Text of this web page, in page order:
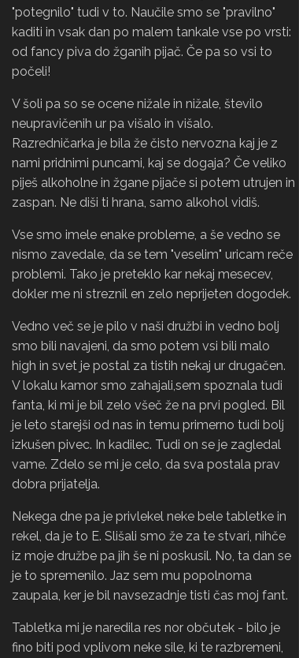
"potegnilo" tudi v to. Naučile smo se "pravilno"
kaditi in vsak dan po malem tankale vse po vrsti:
od fancy piva do žganih pijač. Če pa so vsi to
počeli!
V šoli pa so se ocene nižale in nižale, število
neupravičenih ur pa višalo in višalo.
Razredničarka je bila že čisto nervozna kaj je z
nami pridnimi puncami, kaj se dogaja? Če veliko
piješ alkoholne in žgane pijače si potem utrujen in
zaspan. Ne diši ti hrana, samo alkohol vidiš.
Vse smo imele enake probleme, a še vedno se
nismo zavedale, da se tem "veselim" uricam reče
problemi. Tako je preteklo kar nekaj mesecev,
dokler me ni streznil en zelo neprijeten dogodek.
Vedno več se je pilo v naši družbi in vedno bolj
smo bili navajeni, da smo potem vsi bili malo
high in svet je postal za tistih nekaj ur drugačen.
V lokalu kamor smo zahajali,sem spoznala tudi
fanta, ki mi je bil zelo všeč že na prvi pogled. Bil
je leto starejši od nas in temu primerno tudi bolj
izkušen pivec. In kadilec. Tudi on se je zagledal
vame. Zdelo se mi je celo, da sva postala prav
dobra prijatelja.
Nekega dne pa je privlekel neke bele tabletke in
rekel, da je to E. Slišali smo že za te stvari, nihče
iz moje družbe pa jih še ni poskusil. No, ta dan se
je to spremenilo. Jaz sem mu popolnoma
zaupala, ker je bil navsezadnje tisti čas moj fant.
Tabletka mi je naredila res nor občutek - bilo je
fino biti pod vplivom neke sile, ki te razbremeni,